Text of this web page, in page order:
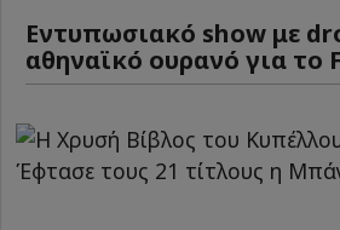
Εντυπωσιακό show με
αθηναϊκό ουρανό για το